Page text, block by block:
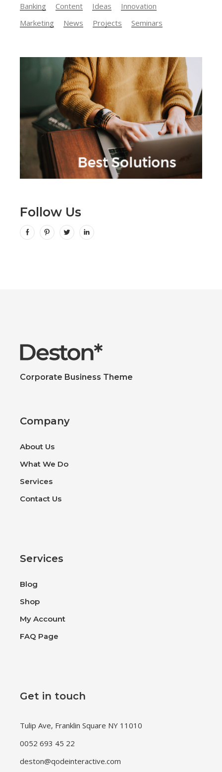
Banking Content Ideas
Innovation
Marketing
News Projects Seminars
Follow Us
Corporate Business Theme
Company
About Us
What We Do
Services
Contact Us
Services
Blog
Shop
My Account
FAQ Page
Get in touch
Tulip Ave, Franklin Square NY 11010
0052 693 45 22
deston@qodeinteractive.com